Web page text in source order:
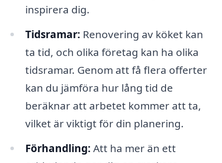
inspirera dig.
Tidsramar: Renovering av köket kan
ta tid, och olika företag kan ha olika
tidsramar. Genom att få flera offerter
kan du jämföra hur lång tid de
beräknar att arbetet kommer att ta,
vilket är viktigt för din planering.
Förhandling: Att ha mer än ett